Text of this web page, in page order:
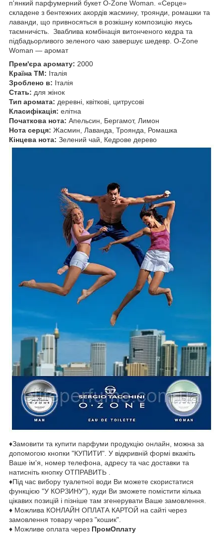
п'янкий парфумерний букет O-Zone Woman. «Серце»
складене з бентежних акордів жасмину, троянди, ромашки та
лаванди, що привносяться в розкішну композицію якусь
таємничість. Зваблива комбінація витонченого кедра та
підбадьорливого зеленого чаю завершує шедевр. O-Zone
Woman — аромат
Прем'єра аромату: 2000
Країна ТМ: Італія
Зроблено в: Італія
Стать: для жінок
Тип аромата: деревні, квіткові, цитрусові
Класифікація: елітна
Початкова нота: Апельсин, Бергамот, Лимон
Нота серця: Жасмин, Лаванда, Троянда, Ромашка
Кінцева нота: Зелений чай, Кедрове дерево
♦Замовити та купити парфуми продукцію онлайн, можна за
допомогою кнопки "КУПИТИ". У відкривній формі вкажіть
Ваше ім'я, номер телефона, адресу та час доставки та
натисніть кнопку ОТПРАВИТЬ .
♦Під час вибору туалетної води Ви можете скористатися
функцією "У КОРЗИНУ"), куди Ви зможете помістити кілька
цікавих позицій і пізніше там згенерувати Ваше замовлення.
♦ Можлива КОНЛАЙН ОПЛАТА КАРТОЙ на сайті через
замовлення товару через "кошик".
♦ Можливе оплата через ПромОплату